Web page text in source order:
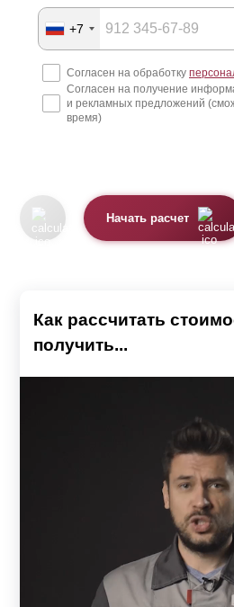
+7
Согласен на обработку
Согласен на получение
и рекламных предложений
время)
Начать расчет
Как рассчитать
получить...